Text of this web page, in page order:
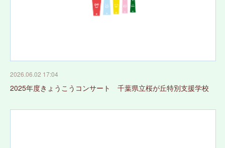
2026.06.02 17:04
2025年度きょうこうコンサート 千葉県立桜が丘特別支援学校